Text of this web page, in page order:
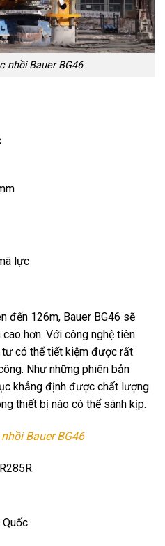
nhồi Bauer BG46
lực
đến 126m, Bauer BG46 sẽ
hơn. Với công nghệ tiên
tư có thể tiết kiệm được rất
Như những phiên bản
khẳng định được chất lượng
thiết bị nào có thể sánh kịp.
Bauer BG46
Quốc